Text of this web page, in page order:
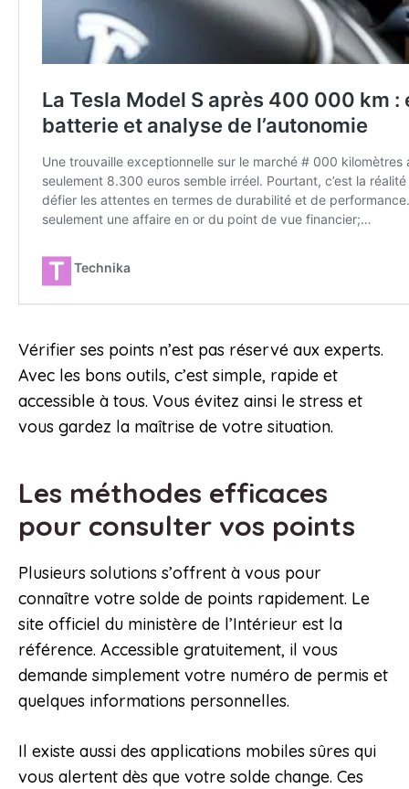
Vérifier ses points n’est pas réservé aux experts.
Avec les bons outils, c’est simple, rapide et
accessible à tous. Vous évitez ainsi le stress et
vous gardez la maîtrise de votre situation.
Les méthodes efficaces
pour consulter vos points
Plusieurs solutions s’offrent à vous pour
connaître votre solde de points rapidement. Le
site officiel du ministère de l’Intérieur est la
référence. Accessible gratuitement, il vous
demande simplement votre numéro de permis et
quelques informations personnelles.
Il existe aussi des applications mobiles sûres qui
vous alertent dès que votre solde change. Ces